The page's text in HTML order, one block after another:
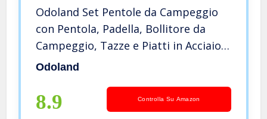
Odoland Set Pentole da Campeggio
con Pentola, Padella, Bollitore da
Campeggio, Tazze e Piatti in Acciaio
Inox e Posate Pieghevoli – Pentole e
Odoland
8.9 Controlla Su Amazon